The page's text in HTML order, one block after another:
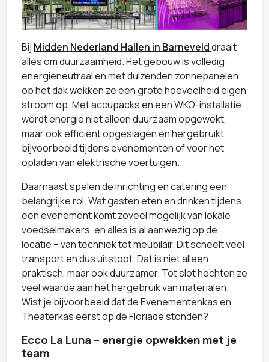
Bij Midden Nederland Hallen in Barnevelddraait
alles om duurzaamheid. Het gebouw is volledig
energieneutraal en met duizenden zonnepanelen
op het dak wekken ze een grote hoeveelheid eigen
stroom op. Met accupacks en een WKO-installatie
wordt energie niet alleen duurzaam opgewekt,
maar ook efficiënt opgeslagen en hergebruikt,
bijvoorbeeld tijdens evenementen of voor het
opladen van elektrische voertuigen.
Daarnaast spelen de inrichting en catering een
belangrijke rol. Wat gasten eten en drinken tijdens
een evenement komt zoveel mogelijk van lokale
voedselmakers, en alles is al aanwezig op de
locatie – van techniek tot meubilair. Dit scheelt veel
transport en dus uitstoot. Dat is niet alleen
praktisch, maar ook duurzamer. Tot slot hechten ze
veel waarde aan het hergebruik van materialen.
Wist je bijvoorbeeld dat de Evenementenkas en
Theaterkas eerst op de Floriade stonden?
Ecco La Luna – energie opwekken met je
team